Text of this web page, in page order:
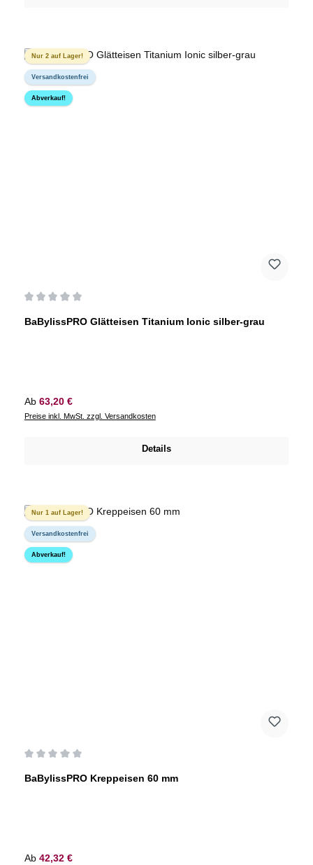
Nur 2 auf Lager!
Versandkostenfrei
Abverkauf!
BaBylissPRO Glätteisen Titanium Ionic silber-grau
Regulärer Preis:
Ab 63,20 €
Preise inkl. MwSt. zzgl. Versandkosten
Details
Nur 1 auf Lager!
Versandkostenfrei
Abverkauf!
BaBylissPRO Kreppeisen 60 mm
Regulärer Preis:
Ab 42,32 €